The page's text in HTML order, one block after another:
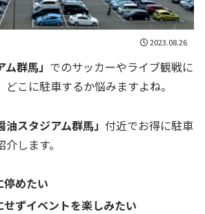
2023.08.26
群馬」 でのサッカーやライブ観戦に
こに駐車するか悩みますよね。
油スタジアム群馬」 付近でお得に駐車
します。
停めたい
ずイベントを楽しみたい